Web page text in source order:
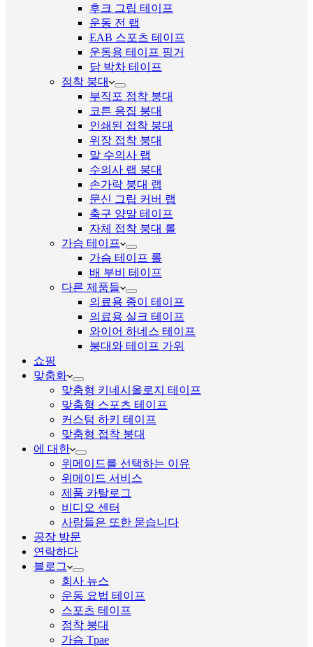
후크 그립 테이프
운동 전 랩
EAB 스포츠 테이프
운동용 테이프 핑거
닭 박차 테이프
점착 붕대
부직포 점착 붕대
코튼 응집 붕대
인쇄된 접착 붕대
위장 접착 붕대
말 수의사 랩
수의사 랩 붕대
손가락 붕대 랩
문신 그립 커버 랩
축구 양말 테이프
자체 접착 붕대 롤
가슴 테이프
가슴 테이프 롤
배 부비 테이프
다른 제품들
의료용 종이 테이프
의료용 실크 테이프
와이어 하네스 테이프
붕대와 테이프 가위
쇼핑
맞춤화
맞춤형 키네시올로지 테이프
맞춤형 스포츠 테이프
커스텀 하키 테이프
맞춤형 접착 붕대
에 대한
위메이드를 선택하는 이유
위메이드 서비스
제품 카탈로그
비디오 센터
사람들은 또한 묻습니다
공장 방문
연락하다
블로그
회사 뉴스
운동 요법 테이프
스포츠 테이프
점착 붕대
가슴 Tpae